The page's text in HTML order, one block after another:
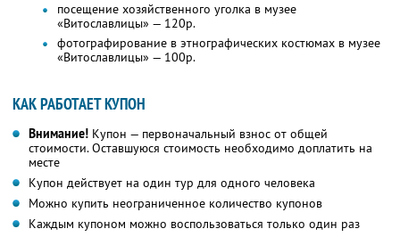
посещение хозяйственного уголка в музее
«Витославлицы» — 120р.
фотографирование в этнографических костюмах в музее
«Витославлицы» — 100р.
КАК РАБОТАЕТ КУПОН
Внимание! Купон — первоначальный взнос от общей
стоимости. Оставшуюся стоимость необходимо доплатить на
месте
Купон действует на один тур для одного человека
Можно купить неограниченное количество купонов
Каждым купоном можно воспользоваться только один раз